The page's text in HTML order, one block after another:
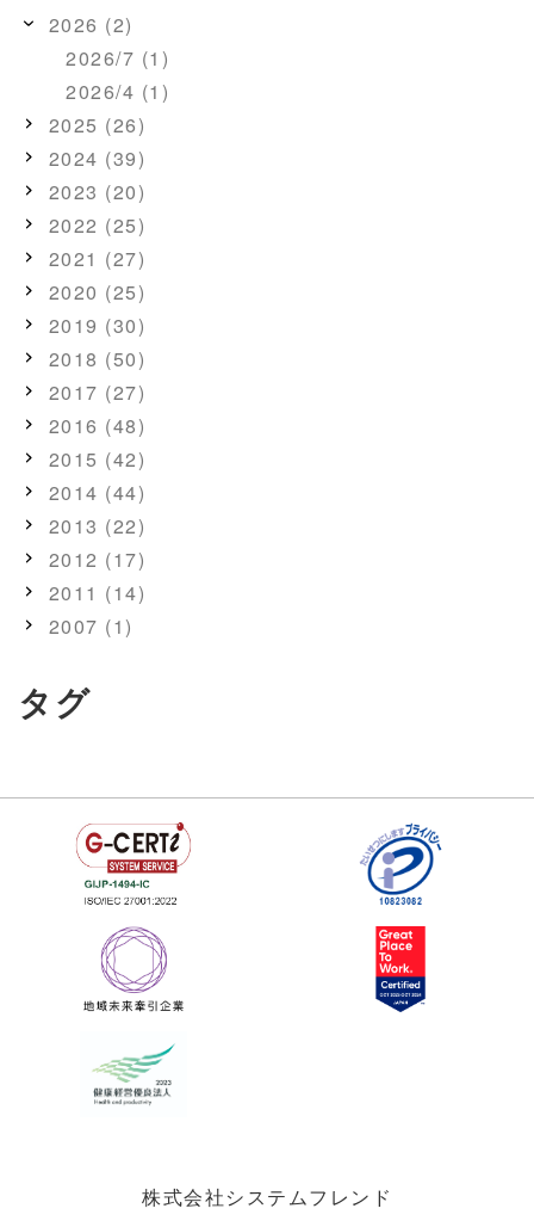
2026 (2)
2026/7 (1)
2026/4 (1)
2025 (26)
2024 (39)
2023 (20)
2022 (25)
2021 (27)
2020 (25)
2019 (30)
2018 (50)
2017 (27)
2016 (48)
2015 (42)
2014 (44)
2013 (22)
2012 (17)
2011 (14)
2007 (1)
タグ
株式会社システムフレンド